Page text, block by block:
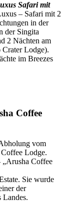
Safari mit
– Safari mit 2
in der
der Singita
2 Nächten am
Lodge).
im Breezes
Coffee
vom
Lodge.
„Arusha Coffee
Sie wurde
der
Landes.